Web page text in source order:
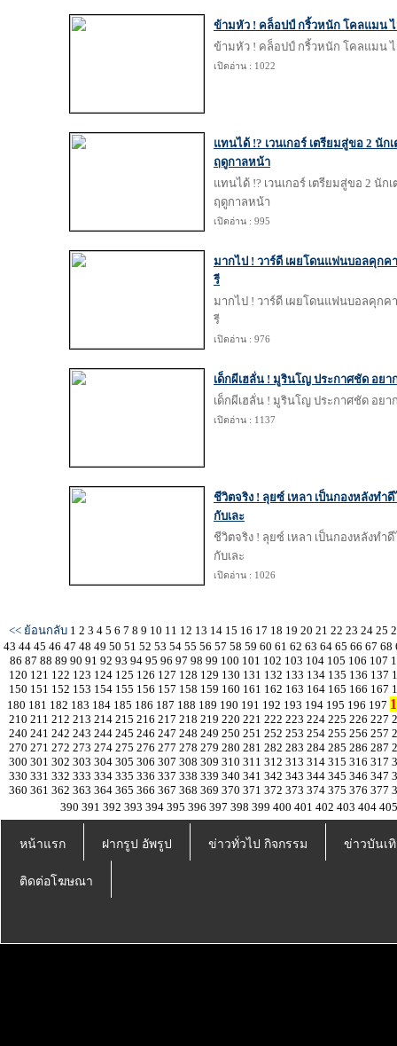
ข้ามหัว ! คล็อปป์ กริ้วหนัก โคลแมน
ข้ามหัว ! คล็อปป์ กริ้วหนัก โคลแมน
เปิดอ่าน : 1022
แทนได้ !? เวนเกอร์ เตรียมสู่ขอ 2 นัก
ฤดูกาลหน้า
แทนได้ !? เวนเกอร์ เตรียมสู่ขอ 2 นัก
ฤดูกาลหน้า
เปิดอ่าน : 995
มากไป ! วาร์ดี เผยโดนแฟนบอลคุกคา
รี
มากไป ! วาร์ดี เผยโดนแฟนบอลคุกคา
รี
เปิดอ่าน : 976
เด็กผีเฮลั่น ! มูรินโญ ประกาศชัด อย
เด็กผีเฮลั่น ! มูรินโญ ประกาศชัด อย
เปิดอ่าน : 1137
ชีวิตจริง ! ลุยซ์ เหลา เป็นกองหลังทำ
กับเละ
ชีวิตจริง ! ลุยซ์ เหลา เป็นกองหลังทำ
กับเละ
เปิดอ่าน : 1026
<< ย้อนกลับ 1 2 3 4 5 6 7 8 9 10 11 12 13 14 15 16 17 18 19 20 21 22 23 24 25
43 44 45 46 47 48 49 50 51 52 53 54 55 56 57 58 59 60 61 62 63 64 65 66 67 68
86 87 88 89 90 91 92 93 94 95 96 97 98 99 100 101 102 103 104 105 106 107
120 121 122 123 124 125 126 127 128 129 130 131 132 133 134 135 136 137
150 151 152 153 154 155 156 157 158 159 160 161 162 163 164 165 166 167
180 181 182 183 184 185 186 187 188 189 190 191 192 193 194 195 196 197
210 211 212 213 214 215 216 217 218 219 220 221 222 223 224 225 226 227
240 241 242 243 244 245 246 247 248 249 250 251 252 253 254 255 256 257
270 271 272 273 274 275 276 277 278 279 280 281 282 283 284 285 286 287
300 301 302 303 304 305 306 307 308 309 310 311 312 313 314 315 316 317
330 331 332 333 334 335 336 337 338 339 340 341 342 343 344 345 346 347
360 361 362 363 364 365 366 367 368 369 370 371 372 373 374 375 376 377
390 391 392 393 394 395 396 397 398 399 400 401 402 403 404
หน้าแรก ฝากรูป อัพรูป ข่าวทั่วไป กิจกรรม ข่าวบันเ
ติดต่อโฆษณา